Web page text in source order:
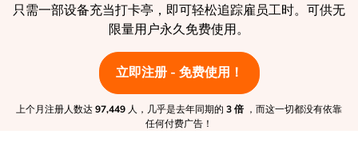
只需一部设备充当打卡亭，即可轻松追踪雇员工时。可供无
限量用户永久免费使用。
立即注册 - 免费使用！
上个月注册人数达97,449 人，几乎是去年同期的 3 倍 ，而这一切都没有依靠
任何付费广告！